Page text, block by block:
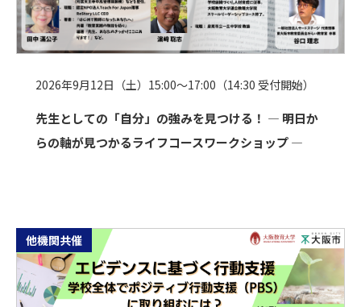
2026年9月12日（土）15:00～17:00（14:30 受付開始）
先生としての「自分」の強みを見つける！ ― 明日か
らの軸が見つかるライフコースワークショップ ―
他機関共催